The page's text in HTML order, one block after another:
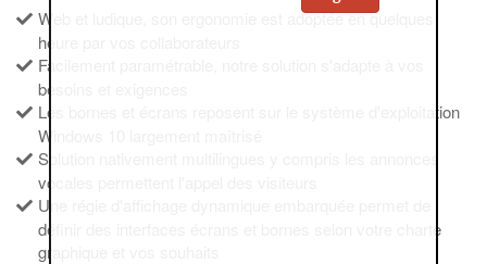
Web et ludique, son ergonomie est adoptée en quelques
heure par vos collaborateurs
Facilement paramétrable, notre solution s'adapte à vos
besoins et exigences
Les bornes et écrans reposent sur le système d'exploitation
Windows 10 largement maîtrisé
Solution nativement multilingues y compris les annonces
vocales permettent l'appel des visiteurs
Une régie d'affichage dynamique embarquée permet de
définir des interfaces écrans et bornes selon votre charte
graphique et vos souhaits